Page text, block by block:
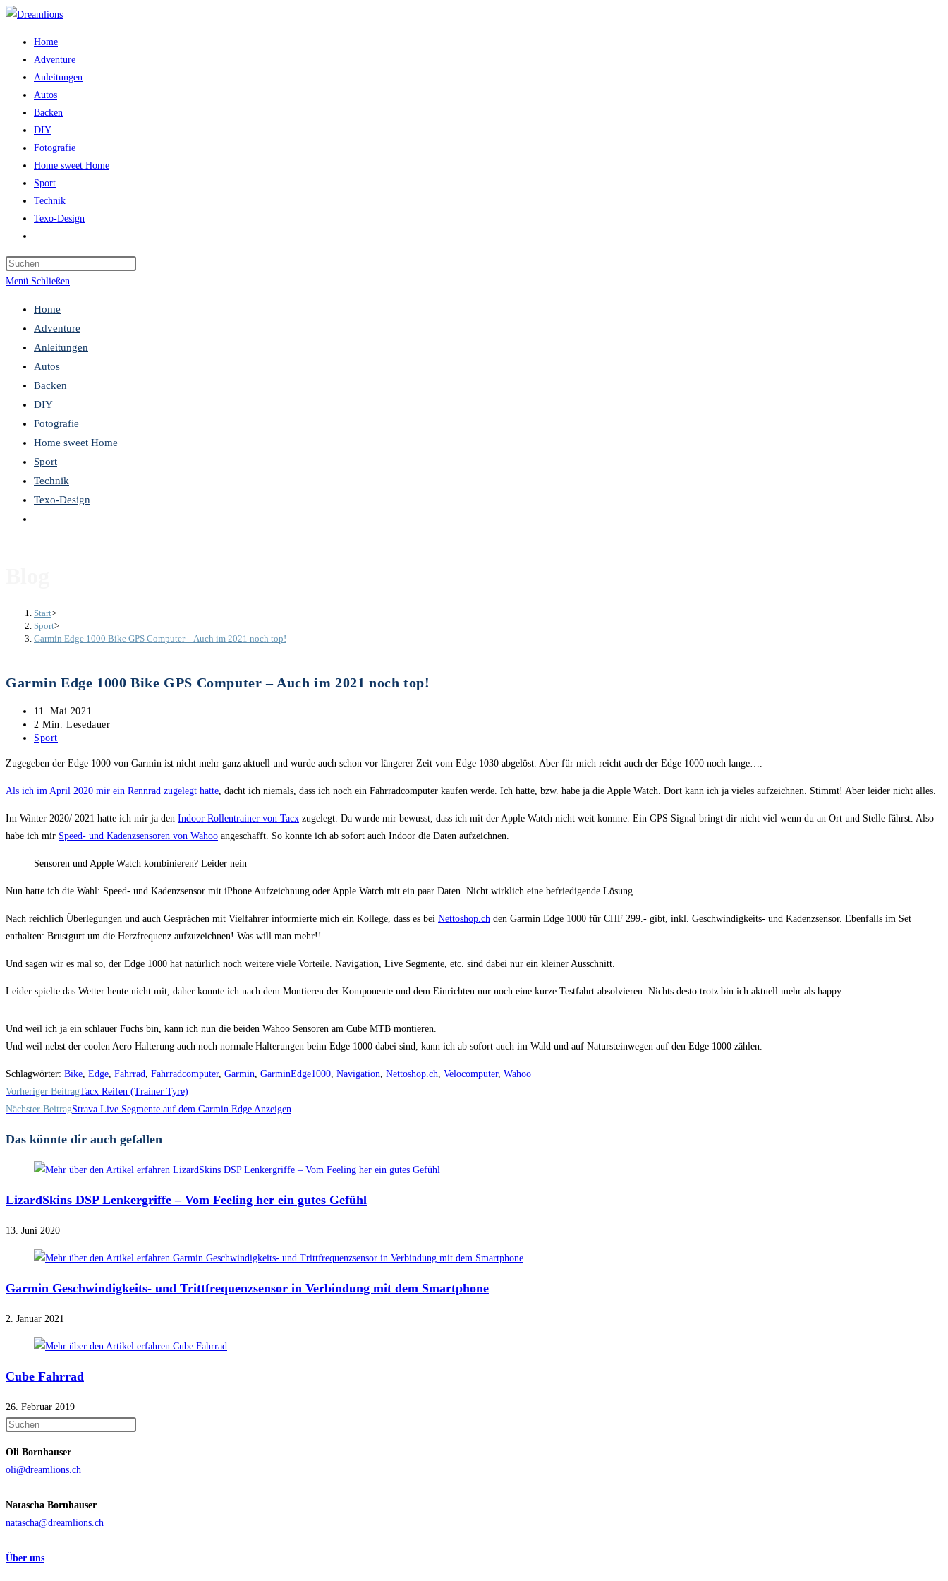
Zum
springen
Home
Adventure
Anleitungen
Autos
Backen
DIY
Fotografie
Home sweet Home
Sport
Technik
Texo-Design
umschalten
Menü Schließen
Home
Adventure
Anleitungen
Autos
Backen
DIY
Fotografie
Home sweet Home
Sport
Technik
Texo-Design
Start>
Sport>
Garmin Edge 1000 Bike GPS Computer – Auch im 2021 noch top!
Garmin Edge 1000 Bike GPS Computer – Auch im 2021 noch top!
Beitrag
veröffentlicht:
11. Mai 2021
Lesedauer:
2 Min. Lesedauer
Beitrags-
Sport
Zugegeben der Edge 1000 von Garmin ist nicht mehr ganz aktuell und wurde auch schon vor längerer Zeit vom Edge 1030 abgelöst. Aber für mich reicht auch der Edge 1000 noch lange….
Als ich im April 2020 mir ein Rennrad zugelegt hatte, dacht ich niemals, dass ich noch ein Fahrradcomputer kaufen werde. Ich hatte, bzw. habe ja die Apple Watch. Dort kann ich ja vieles aufzeichnen. Stimmt! Aber leider nicht alles.
Im Winter 2020/ 2021 hatte ich mir ja den Indoor Rollentrainer von Tacx zugelegt. Da wurde mir bewusst, dass ich mit der Apple Watch nicht weit komme. Ein GPS Signal bringt dir nicht viel wenn du an Ort und Stelle fährst. Also
habe ich mir Speed- und Kadenzsensoren von Wahoo angeschafft. So konnte ich ab sofort auch Indoor die Daten aufzeichnen.
Sensoren und Apple Watch kombinieren? Leider nein
Nun hatte ich die Wahl: Speed- und Kadenzsensor mit iPhone Aufzeichnung oder Apple Watch mit ein paar Daten. Nicht wirklich eine befriedigende Lösung…
Nach reichlich Überlegungen und auch Gesprächen mit Vielfahrer informierte mich ein Kollege, dass es bei Nettoshop.ch den Garmin Edge 1000 für CHF 299.- gibt, inkl. Geschwindigkeits- und Kadenzsensor. Ebenfalls im Set
enthalten: Brustgurt um die Herzfrequenz aufzuzeichnen! Was will man mehr!!
Und sagen wir es mal so, der Edge 1000 hat natürlich noch weitere viele Vorteile. Navigation, Live Segmente, etc. sind dabei nur ein kleiner Ausschnitt.
Leider spielte das Wetter heute nicht mit, daher konnte ich nach dem Montieren der Komponente und dem Einrichten nur noch eine kurze Testfahrt absolvieren. Nichts desto trotz bin ich aktuell mehr als happy.
Und weil ich ja ein schlauer Fuchs bin, kann ich nun die beiden Wahoo Sensoren am Cube MTB montieren.
Und weil nebst der coolen Aero Halterung auch noch normale Halterungen beim Edge 1000 dabei sind, kann ich ab sofort auch im Wald und auf Natursteinwegen auf den Edge 1000 zählen.
Schlagwörter: Bike, Edge, Fahrrad, Fahrradcomputer, Garmin, GarminEdge1000, Navigation, Nettoshop.ch, Velocomputer, Wahoo
Weitere
Artikel
ansehen
Vorheriger BeitragTacx Reifen (Trainer Tyre)
Nächster BeitragStrava Live Segmente auf dem Garmin Edge Anzeigen
Das könnte dir auch gefallen
LizardSkins DSP Lenkergriffe – Vom Feeling her ein gutes Gefühl
13. Juni 2020
Garmin Geschwindigkeits- und Trittfrequenzsensor in Verbindung mit dem Smartphone
2. Januar 2021
Cube Fahrrad
26. Februar 2019
Oli Bornhauser
oli@dreamlions.ch
Natascha Bornhauser
natascha@dreamlions.ch
Über uns